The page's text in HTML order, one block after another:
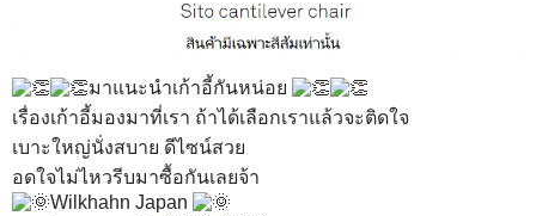
มาแนะนำเก้าอี้กันหน่อย
เรื่องเก้าอี้มองมาที่เรา ถ้าได้เลือกเราแล้วจะติดใจ
เบาะใหญ่นั่งสบาย ดีไซน์สวย
อดใจไม่ไหวรีบมาซื้อกันเลยจ้า
Wilkhahn Japan